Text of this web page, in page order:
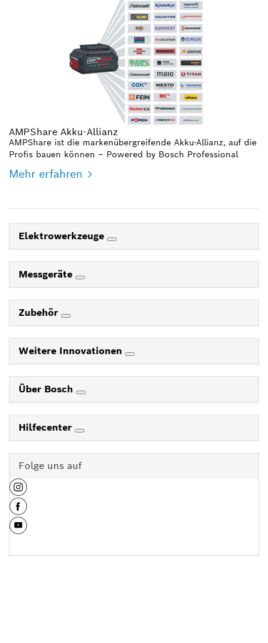
AMPShare Akku-Allianz
AMPShare ist die markenübergreifende Akku-Allianz, auf die
Profis bauen können – Powered by Bosch Professional
Mehr erfahren
Elektrowerkzeuge
Messgeräte
Zubehör
Weitere Innovationen
Über Bosch
Hilfecenter
Folge uns auf